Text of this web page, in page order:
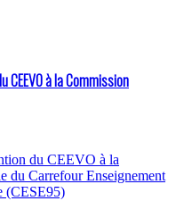
à la Commission